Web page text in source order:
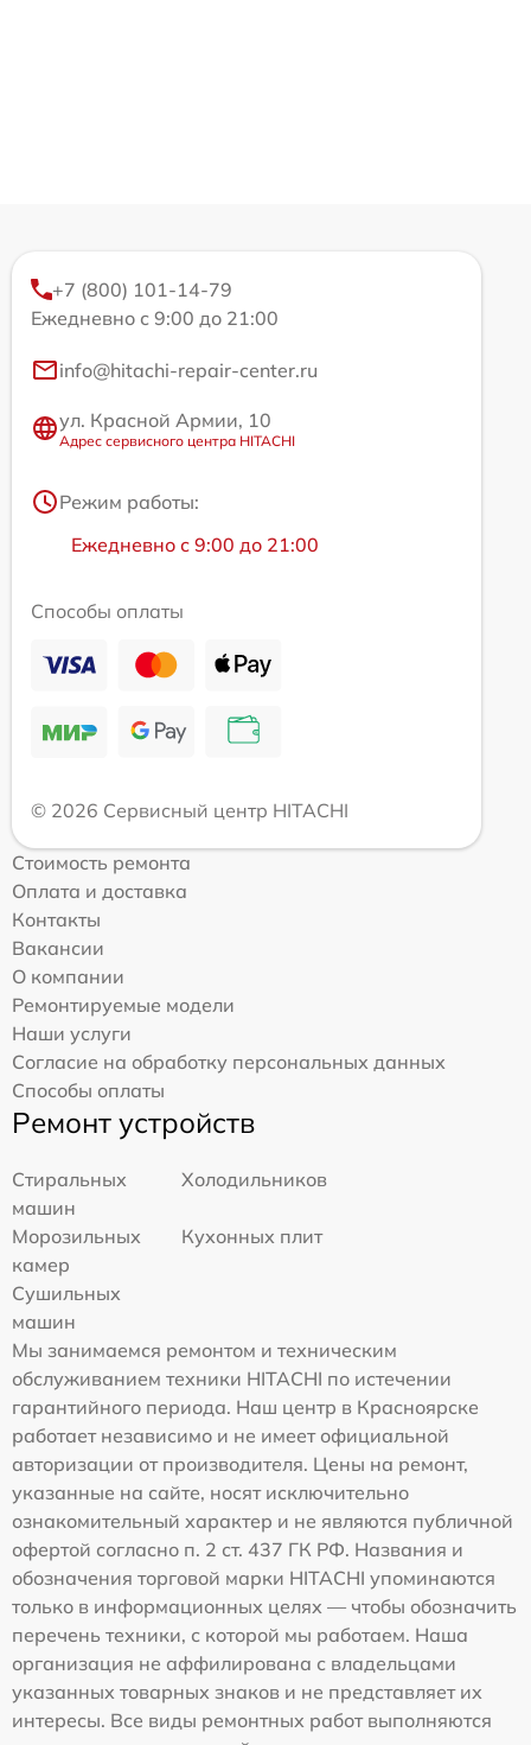
+7 (800) 101-14-79
Ежедневно с 9:00 до 21:00
info@hitachi-repair-center.ru
ул. Красной Армии, 10
Адрес сервисного центра HITACHI
Режим работы:
Ежедневно с 9:00 до 21:00
Способы оплаты
© 2026 Сервисный центр HITACHI
Стоимость ремонта
Оплата и доставка
Контакты
Вакансии
О компании
Ремонтируемые модели
Наши услуги
Согласие на обработку персональных данных
Способы оплаты
Ремонт устройств
Стиральных
машин
Холодильников
Морозильных
камер
Кухонных плит
Сушильных
машин
Мы занимаемся ремонтом и техническим
обслуживанием техники HITACHI по истечении
гарантийного периода. Наш центр в Красноярске
работает независимо и не имеет официальной
авторизации от производителя. Цены на ремонт,
указанные на сайте, носят исключительно
ознакомительный характер и не являются публичной
офертой согласно п. 2 ст. 437 ГК РФ. Названия и
обозначения торговой марки HITACHI упоминаются
только в информационных целях — чтобы обозначить
перечень техники, с которой мы работаем. Наша
организация не аффилирована с владельцами
указанных товарных знаков и не представляет их
интересы. Все виды ремонтных работ выполняются